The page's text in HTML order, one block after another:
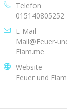
Telefon
015140805252
E-Mail
Mail@Feuer-
Flam.me
Website
Feuer und